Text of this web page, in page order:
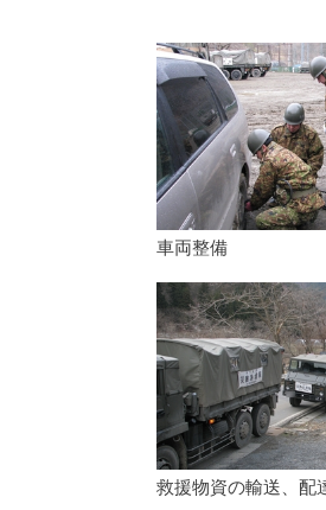
車両整備
救援物資の輸送、配